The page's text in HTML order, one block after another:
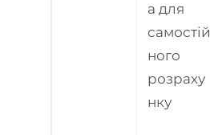
а для
самостій
ного
розраху
нку